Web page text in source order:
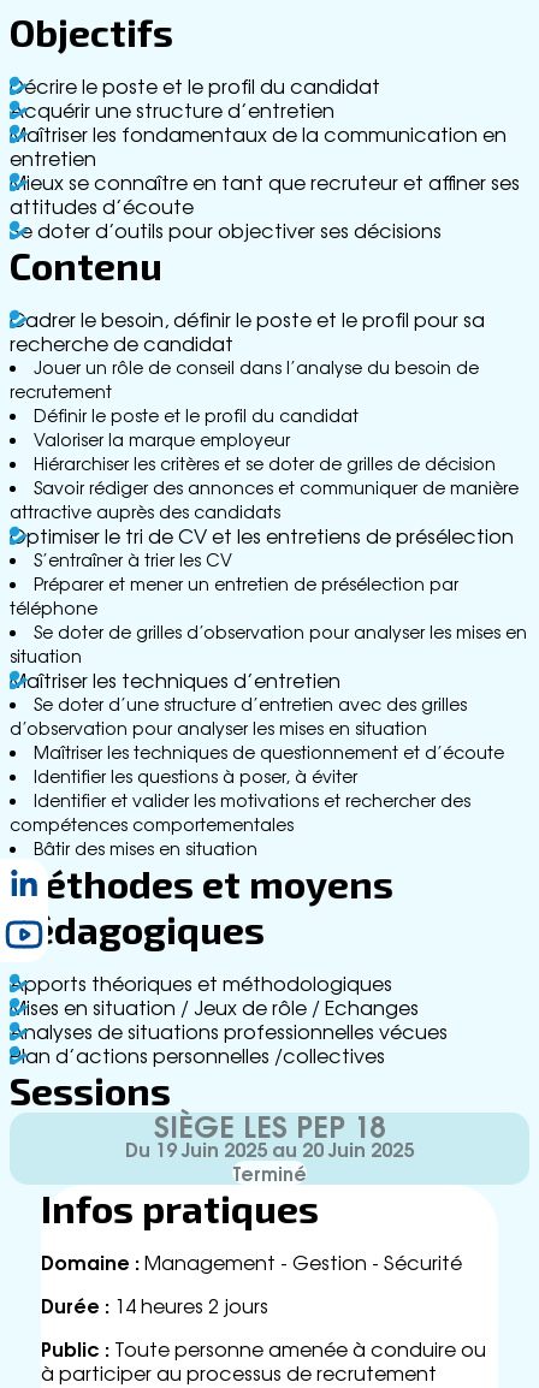
ss
e
G
lo
ss
ai
re
R
e
cr
t
m
e
n
t
C
o
n
t
a
c
t
Objectifs
Décrire le poste et le profil du candidat
Acquérir une structure d’entretien
Maîtriser les fondamentaux de la communication en
entretien
Mieux se connaître en tant que recruteur et affiner ses
attitudes d’écoute
Se doter d’outils pour objectiver ses décisions
Contenu
Cadrer le besoin, définir le poste et le profil pour sa
recherche de candidat
Jouer un rôle de conseil dans l’analyse du besoin de
recrutement
Définir le poste et le profil du candidat
Valoriser la marque employeur
Hiérarchiser les critères et se doter de grilles de décision
Savoir rédiger des annonces et communiquer de manière
attractive auprès des candidats
Optimiser le tri de CV et les entretiens de présélection
S’entraîner à trier les CV
Préparer et mener un entretien de présélection par
téléphone
Se doter de grilles d’observation pour analyser les mises en
situation
Maîtriser les techniques d’entretien
Se doter d’une structure d’entretien avec des grilles
d’observation pour analyser les mises en situation
Maîtriser les techniques de questionnement et d’écoute
Identifier les questions à poser, à éviter
Identifier et valider les motivations et rechercher des
compétences comportementales
Bâtir des mises en situation
Méthodes et moyens
pédagogiques
Apports théoriques et méthodologiques
Mises en situation / Jeux de rôle / Echanges
Analyses de situations professionnelles vécues
Plan d’actions personnelles /collectives
Sessions
SIÈGE LES PEP 18
Du 19 Juin 2025 au 20 Juin 2025
Terminé
Infos pratiques
Domaine :Management - Gestion - Sécurité
Durée : 14 heures 2 jours
Public : Toute personne amenée à conduire ou
à participer au processus de recrutement